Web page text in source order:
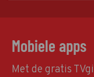
Mobiele apps
Met de gratis